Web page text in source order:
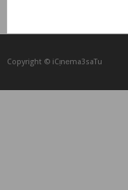
Copyright © iCᴉnеma3saTu